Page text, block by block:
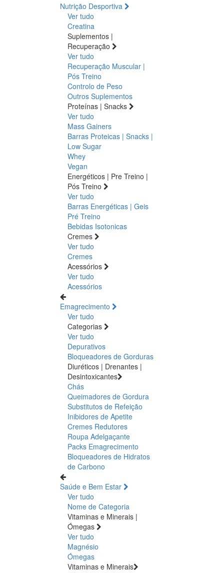
Nutrição Desportiva
Ver tudo
Creatina
Suplementos |
Recuperação
Ver tudo
Recuperação Muscular |
Pós Treino
Controlo de Peso
Outros Suplementos
Proteínas | Snacks
Ver tudo
Mass Gainers
Barras Proteicas | Snacks |
Low Sugar
Whey
Vegan
Energéticos | Pre Treino |
Pós Treino
Ver tudo
Barras Energéticas | Geis
Pré Treino
Bebidas Isotonicas
Cremes
Ver tudo
Cremes
Acessórios
Ver tudo
Acessórios
Emagrecimento
Ver tudo
Categorias
Ver tudo
Depurativos
Bloqueadores de Gorduras
Diuréticos | Drenantes |
Desintoxicantes
Chás
Queimadores de Gordura
Substitutos de Refeição
Inibidores de Apetite
Cremes Redutores
Roupa Adelgaçante
Packs Emagrecimento
Bloqueadores de Hidratos
de Carbono
Saúde e Bem Estar
Ver tudo
Nome de Categoria
Vitaminas e Minerais |
Ómegas
Ver tudo
Magnésio
Ómegas
Vitaminas e Minerais